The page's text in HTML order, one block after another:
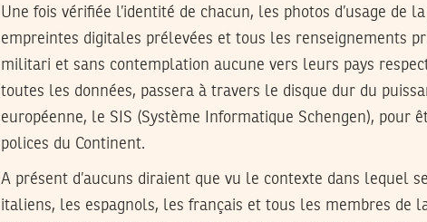
Une fois vérifiée l’identité de chacun, les photos d’usage de
empreintes digitales prélevées et tous les renseignements
militari et sans contemplation aucune vers leurs pays
toutes les données, passera à travers le disque dur du
européenne, le SIS (Système Informatique Schengen), pour
polices du Continent.
A présent d’aucuns diraient que vu le contexte dans lequel
italiens, les espagnols, les français et tous les membres de